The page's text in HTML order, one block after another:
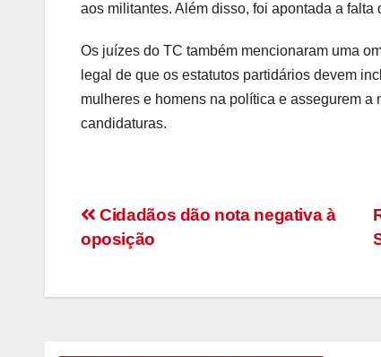
aos militantes. Além disso, foi apontada a
Os juízes do TC também mencionaram uma
legal de que os estatutos partidários devem
mulheres e homens na política e assegurem
candidaturas.
Navegação
de
artigos
Cidadãos dão nota negativa à
oposição